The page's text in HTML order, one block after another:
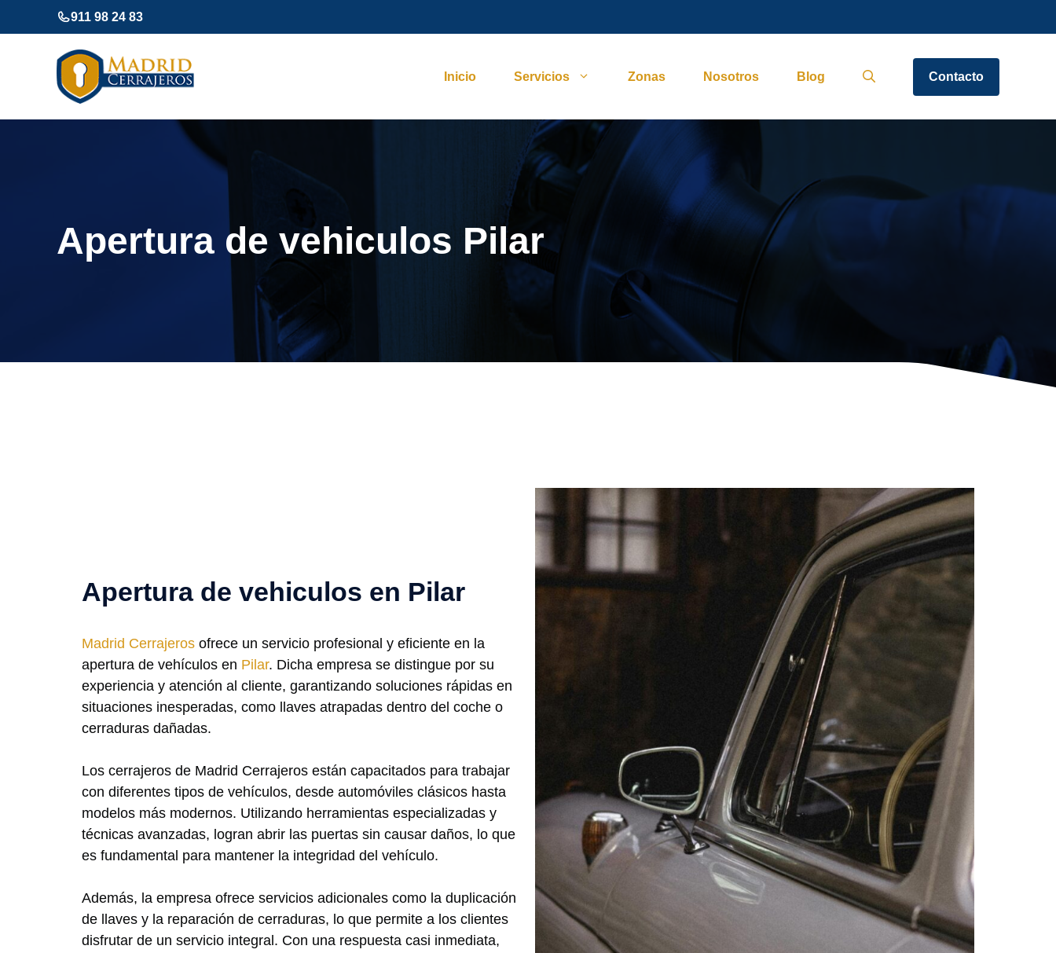
al
911 98 24 83
Inicio Servicios Zonas Nosotros Blog Contacto
Apertura de vehiculos Pilar
Apertura de vehiculos en Pilar
Madrid Cerrajeros ofrece un servicio profesional y eficiente en la
apertura de vehículos en Pilar. Dicha empresa se distingue por su
experiencia y atención al cliente, garantizando soluciones rápidas en
situaciones inesperadas, como llaves atrapadas dentro del coche o
cerraduras dañadas.
Los cerrajeros de Madrid Cerrajeros están capacitados para trabajar
con diferentes tipos de vehículos, desde automóviles clásicos hasta
modelos más modernos. Utilizando herramientas especializadas y
técnicas avanzadas, logran abrir las puertas sin causar daños, lo que
es fundamental para mantener la integridad del vehículo.
Además, la empresa ofrece servicios adicionales como la duplicación
de llaves y la reparación de cerraduras, lo que permite a los clientes
disfrutar de un servicio integral. Con una respuesta casi inmediata,